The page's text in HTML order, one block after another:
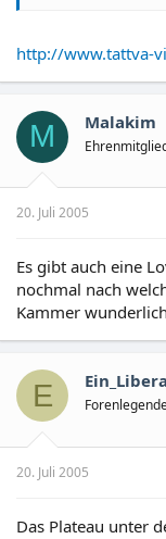
http://www.tattva-
M Malakim
20. Juli 2005
Es gibt auch eine
nochmal nach
Kammer
E
20. Juli 2005
Das Plateau unter